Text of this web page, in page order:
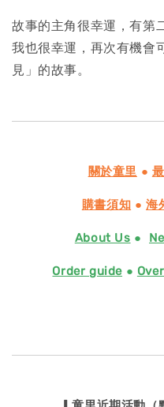
故事的主角很幸運，有第
我也很幸運，再次有機會
見」的故事。
關於童里 ●
購書須知 ● 海
About Us ●
Order guide ●